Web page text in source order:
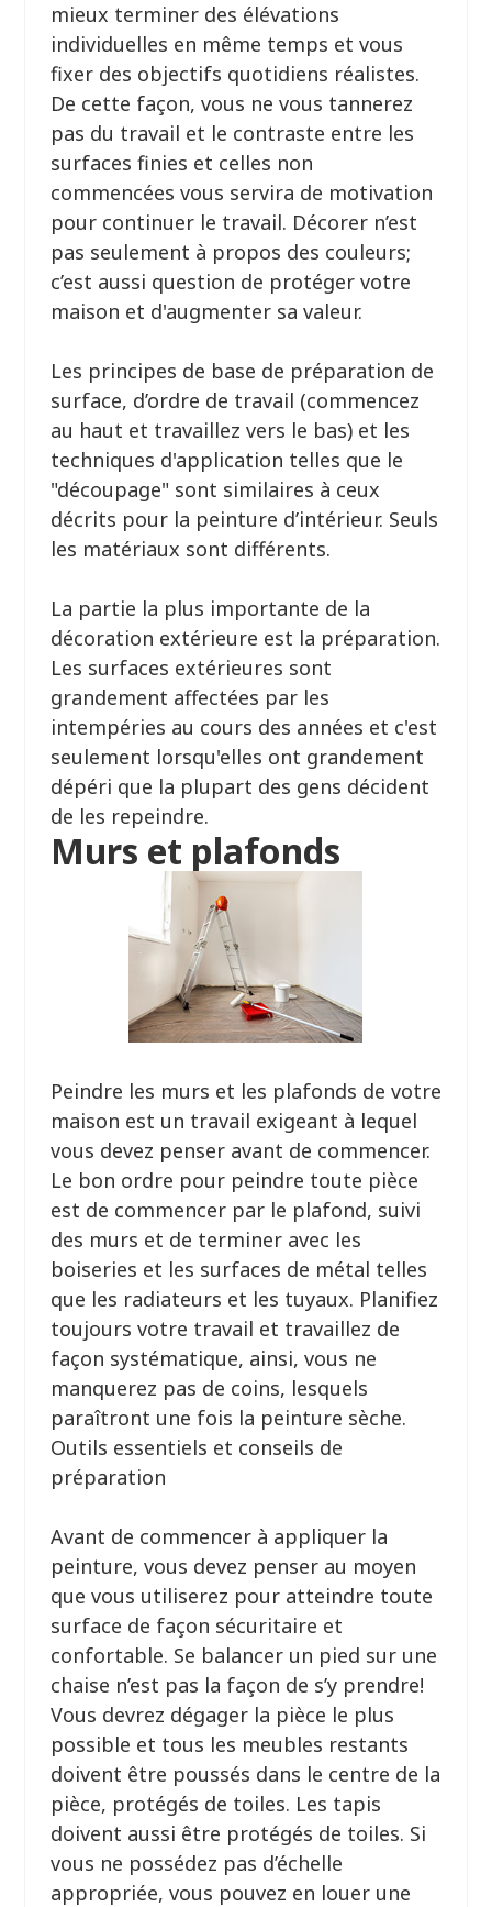
mieux terminer des élévations
individuelles en même temps et vous
fixer des objectifs quotidiens réalistes.
De cette façon, vous ne vous tannerez
pas du travail et le contraste entre les
surfaces finies et celles non
commencées vous servira de motivation
pour continuer le travail. Décorer n’est
pas seulement à propos des couleurs;
c’est aussi question de protéger votre
maison et d'augmenter sa valeur.
Les principes de base de préparation de
surface, d’ordre de travail (commencez
au haut et travaillez vers le bas) et les
techniques d'application telles que le
"découpage" sont similaires à ceux
décrits pour la peinture d’intérieur. Seuls
les matériaux sont différents.
La partie la plus importante de la
décoration extérieure est la préparation.
Les surfaces extérieures sont
grandement affectées par les
intempéries au cours des années et c'est
seulement lorsqu'elles ont grandement
dépéri que la plupart des gens décident
de les repeindre.
Murs et plafonds
Peindre les murs et les plafonds de votre
maison est un travail exigeant à lequel
vous devez penser avant de commencer.
Le bon ordre pour peindre toute pièce
est de commencer par le plafond, suivi
des murs et de terminer avec les
boiseries et les surfaces de métal telles
que les radiateurs et les tuyaux. Planifiez
toujours votre travail et travaillez de
façon systématique, ainsi, vous ne
manquerez pas de coins, lesquels
paraîtront une fois la peinture sèche.
Outils essentiels et conseils de
préparation
Avant de commencer à appliquer la
peinture, vous devez penser au moyen
que vous utiliserez pour atteindre toute
surface de façon sécuritaire et
confortable. Se balancer un pied sur une
chaise n’est pas la façon de s’y prendre!
Vous devrez dégager la pièce le plus
possible et tous les meubles restants
doivent être poussés dans le centre de la
pièce, protégés de toiles. Les tapis
doivent aussi être protégés de toiles. Si
vous ne possédez pas d’échelle
appropriée, vous pouvez en louer une